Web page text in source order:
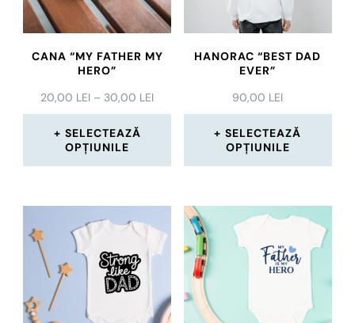
Opțiunile
pot
fi
alese
în
pagina
produsului.
Opțiunile
pot
fi
alese
în
pagina
produsului.
CANA “MY FATHER MY
HERO”
20,00 LEI – 30,00 LEIINTERVAL
DE
PÂNĂ
SELECTEAZĂ
OPȚIUNILE
produs
are
mai
multe
variații.
HANORAC “BEST DAD
EVER”
90,00 LEI
SELECTEAZĂ
OPȚIUNILE
produs
mai
variații.